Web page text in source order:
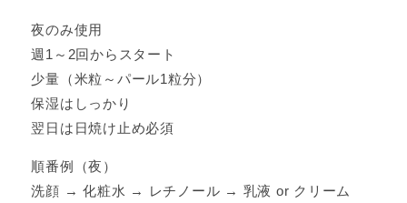
夜のみ使用
週1～2回からスタート
少量（米粒～パール1粒分）
保湿はしっかり
翌日は日焼け止め必須
順番例（夜）
洗顔 → 化粧水 → レチノール → 乳液 or クリーム